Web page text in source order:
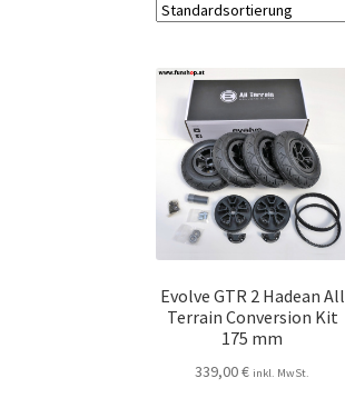
Evolve GTR 2 Hadean All
Terrain Conversion Kit
175 mm
339,00€ inkl. MwSt.